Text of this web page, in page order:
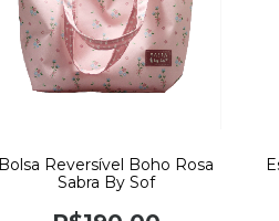
Bolsa Reversível Boho Rosa
Sabra By Sof